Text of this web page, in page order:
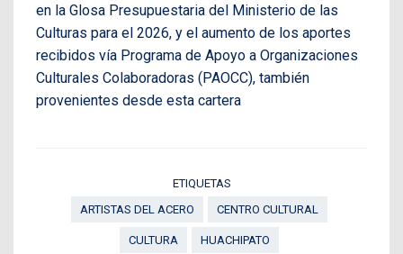
en la Glosa Presupuestaria del Ministerio de las
Culturas para el 2026, y el aumento de los aportes
recibidos vía Programa de Apoyo a Organizaciones
Culturales Colaboradoras (PAOCC), también
provenientes desde esta cartera
ETIQUETAS
ARTISTAS DEL ACERO
CENTRO CULTURAL
CULTURA HUACHIPATO